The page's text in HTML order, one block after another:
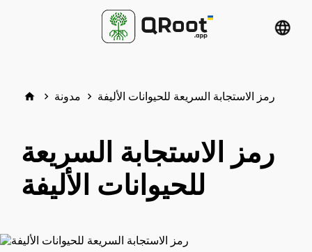
language
home keyboard_arrow_right مدونة keyboard_arrow_right رمز الاستجابة السريعة للحيوانات الأليفة
رمز الاستجابة السريعة
للحيوانات الأليفة